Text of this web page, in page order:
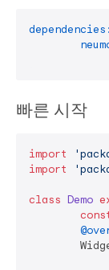
dependencies:
빠른 시작
import
import
class Demo